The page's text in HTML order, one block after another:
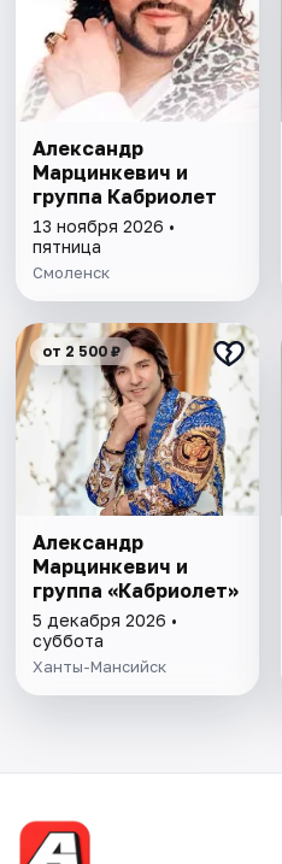
Александр
Марцинкевич и
группа Кабриолет
13 ноября 2026 •
пятница
Смоленск
от 2 500 ₽
Александр
Марцинкевич и
группа «Кабриолет»
5 декабря 2026 •
суббота
Ханты-Мансийск